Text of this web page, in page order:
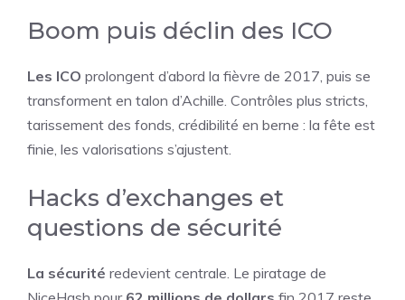
Boom puis déclin des ICO
Les ICO prolongent d’abord la fièvre de 2017, puis se
transforment en talon d’Achille. Contrôles plus stricts,
tarissement des fonds, crédibilité en berne : la fête est
finie, les valorisations s’ajustent.
Hacks d’exchanges et
questions de sécurité
La sécurité redevient centrale. Le piratage de